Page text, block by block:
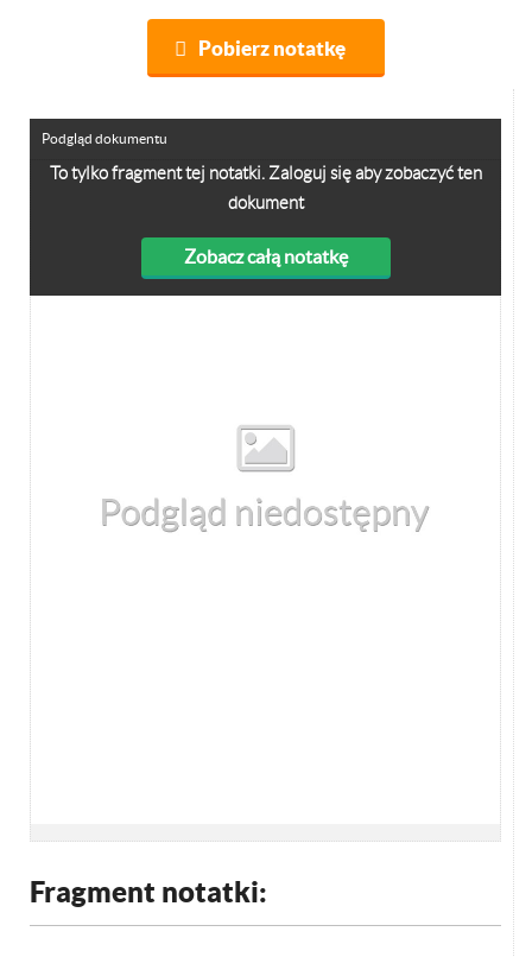
Pobierz notatkę
To tylko fragment tej notatki. Zaloguj się aby zobaczyć ten
dokument
Zobacz całą notatkę
Podgląd dokumentu
Fragment notatki: